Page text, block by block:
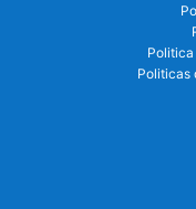
Politicas